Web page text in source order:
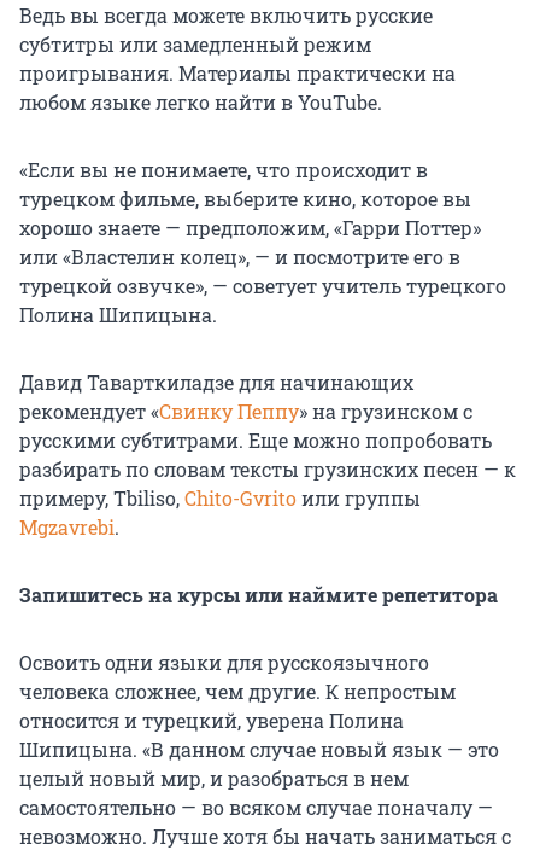
Ведь вы всегда можете включить русские
субтитры или замедленный режим
проигрывания. Материалы практически на
любом языке легко найти в YouTube.
«Если вы не понимаете, что происходит в
турецком фильме, выберите кино, которое вы
хорошо знаете — предположим, «Гарри Поттер»
или «Властелин колец», — и посмотрите его в
турецкой озвучке», — советует учитель турецкого
Полина Шипицына.
Давид Таварткиладзе для начинающих
рекомендует «Свинку Пеппу» на грузинском с
русскими субтитрами. Еще можно попробовать
разбирать по словам тексты грузинских песен — к
примеру, Tbiliso,Chito-Gvritoили группы
Mgzavrebi.
Запишитесь на курсы или наймите репетитора
Освоить одни языки для русскоязычного
человека сложнее, чем другие. К непростым
относится и турецкий, уверена Полина
Шипицына. «В данном случае новый язык — это
целый новый мир, и разобраться в нем
самостоятельно — во всяком случае поначалу —
невозможно. Лучше хотя бы начать заниматься с